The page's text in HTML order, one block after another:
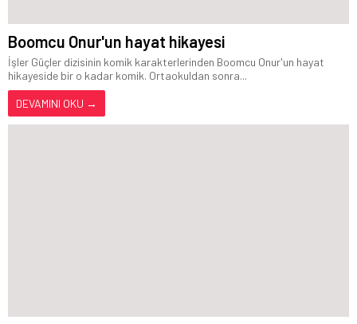
Boomcu Onur'un hayat hikayesi
İşler Güçler dizisinin komik karakterlerinden Boomcu Onur'un hayat
hikayeside bir o kadar komik. Ortaokuldan sonra...
DEVAMINI OKU →